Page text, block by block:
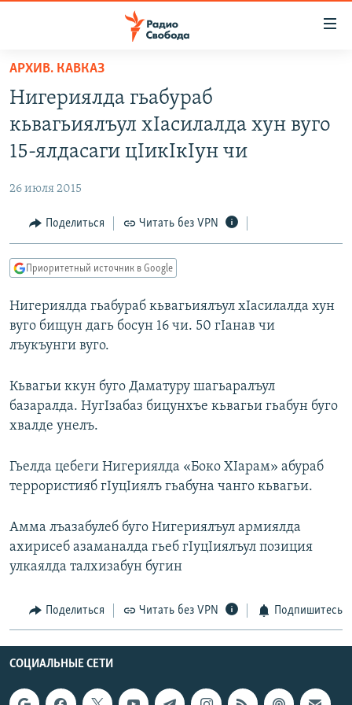
упрощенного
доступа
основному
Вернутся
Вернутся
поиску
ПОДКАСТЫ
АВТОРСКИЕ ПРОЕКТЫ
МНЕНИЯ
КУЛЬТУРА
КАВКАЗ.РЕАЛИИ
СЕВЕР.РЕАЛИИ
СИБИРЬ.РЕАЛИИ
ПОДПИШИТЕСЬ НА РАССЫЛКУ
СОЦИАЛЬНЫЕ СЕТИ
Все сайты РСЕ/РС
АРХИВ. КАВКАЗ
Нигериялда гьабураб
кьвагьиялъул хIасилалда хун вуго
15-ялдасаги цIикIкIун чи
26 июля 2015
Поделиться Читать без VPN
Приоритетный источник в Google
Нигериялда гьабураб кьвагьиялъул хIасилалда хун
вуго бищун дагь босун 16 чи. 50 гIанав чи
лъукъунги вуго.
Кьвагьи ккун буго Даматуру шагьаралъул
базаралда. НугIзабаз бицунхъе кьвагьи гьабун буго
хвалде унелъ.
Гьелда цебеги Нигериялда «Боко ХIарам» абураб
террористияб гIуцIиялъ гьабуна чанго кьвагьи.
Амма лъазабулеб буго Нигериялъул армиялда
ахирисеб азаманалда гьеб гIуцIиялъул позиция
улкаялда талхизабун бугин
Поделиться Читать без VPN Подпишитесь
СОЦИАЛЬНЫЕ СЕТИ